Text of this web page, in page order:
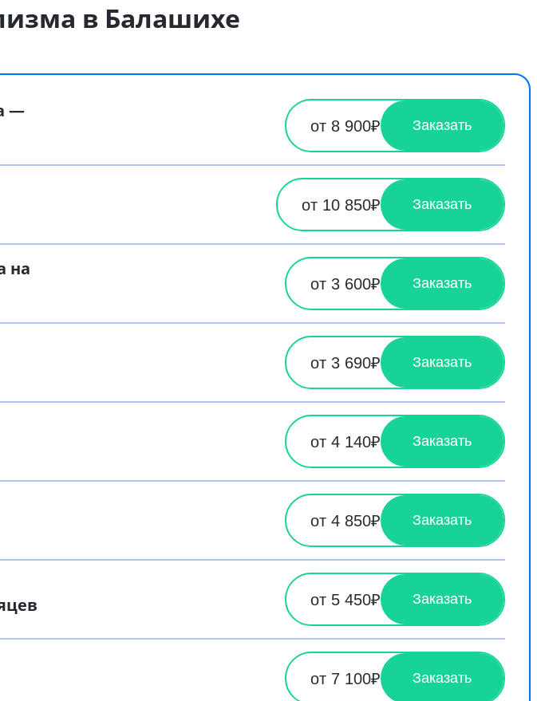
в Балашихе
—
от 8 900₽ Заказать
от 10 850₽ Заказать
на
от 3 600₽ Заказать
от 3 690₽ Заказать
от 4 140₽ Заказать
от 4 850₽ Заказать
от 5 450₽ Заказать
от 7 100₽ Заказать